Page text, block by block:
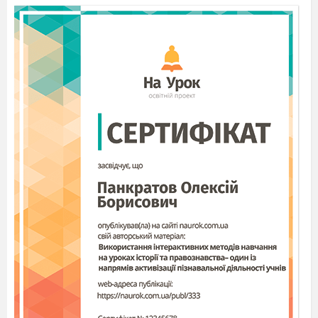
формування правильної постави.
Різновиди ходьби, бігу.
Перелізання через перешкоду,
висотою до 80 см. Зіскос з
гімнастичної лави вигнувшись.
Рухлива гра «Мандрівка
оплесків».
Організовуючі вправи. Загально
розвивальні вправи для
формування правильної постави.
Різновиди ходьби, бігу.
Перелізання через перешкоду,
висотою до 80 см. Зіскос з
гімнастичної лави вигнувшись.
Рухлива гра «Мандрівка
оплесків».
Організовуючі вправи. Загально